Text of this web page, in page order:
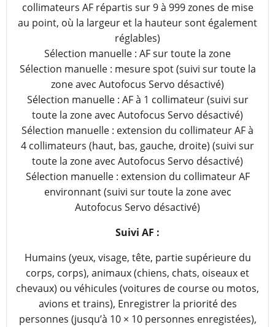
collimateurs AF répartis sur 9 à 999 zones de mise
au point, où la largeur et la hauteur sont également
réglables)
Sélection manuelle : AF sur toute la zone
Sélection manuelle : mesure spot (suivi sur toute la
zone avec Autofocus Servo désactivé)
Sélection manuelle : AF à 1 collimateur (suivi sur
toute la zone avec Autofocus Servo désactivé)
Sélection manuelle : extension du collimateur AF à
4 collimateurs (haut, bas, gauche, droite) (suivi sur
toute la zone avec Autofocus Servo désactivé)
Sélection manuelle : extension du collimateur AF
environnant (suivi sur toute la zone avec
Autofocus Servo désactivé)
Suivi AF :
Humains (yeux, visage, tête, partie supérieure du
corps, corps), animaux (chiens, chats, oiseaux et
chevaux) ou véhicules (voitures de course ou motos,
avions et trains), Enregistrer la priorité des
personnes (jusqu’à 10 × 10 personnes enregistées),